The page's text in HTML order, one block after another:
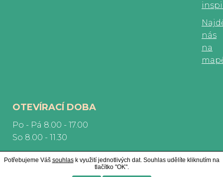
nás
na
OTEVÍRACÍ DOBA
Po - Pá 8.00 - 17.00
So 8.00 - 11.30
Potřebujeme Váš souhlask využití jednotlivých dat. Souhlas udělíte kliknutím na
tlačítko "OK".